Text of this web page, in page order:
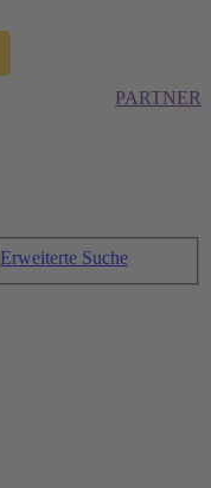
PARTNER
Erweiterte Suche